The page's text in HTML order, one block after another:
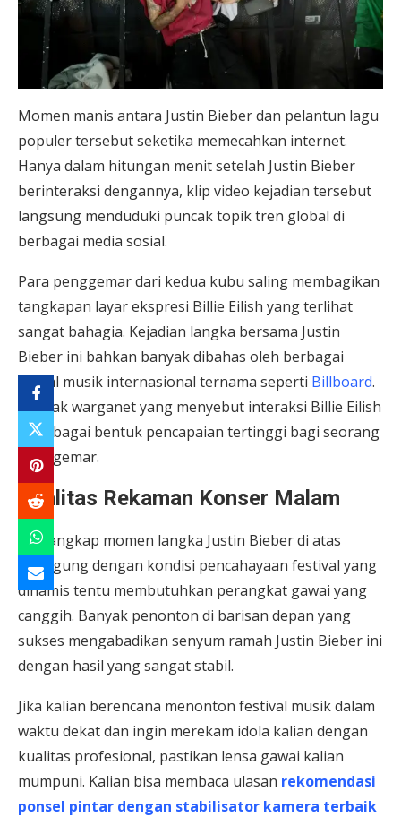
Momen manis antara Justin Bieber dan pelantun lagu
populer tersebut seketika memecahkan internet.
Hanya dalam hitungan menit setelah Justin Bieber
berinteraksi dengannya, klip video kejadian tersebut
langsung menduduki puncak topik tren global di
berbagai media sosial.
Para penggemar dari kedua kubu saling membagikan
tangkapan layar ekspresi Billie Eilish yang terlihat
sangat bahagia. Kejadian langka bersama Justin
Bieber ini bahkan banyak dibahas oleh berbagai
portal musik internasional ternama seperti Billboard.
Banyak warganet yang menyebut interaksi Billie Eilish
ini sebagai bentuk pencapaian tertinggi bagi seorang
penggemar.
Kualitas Rekaman Konser Malam
Menangkap momen langka Justin Bieber di atas
panggung dengan kondisi pencahayaan festival yang
dinamis tentu membutuhkan perangkat gawai yang
canggih. Banyak penonton di barisan depan yang
sukses mengabadikan senyum ramah Justin Bieber ini
dengan hasil yang sangat stabil.
Jika kalian berencana menonton festival musik dalam
waktu dekat dan ingin merekam idola kalian dengan
kualitas profesional, pastikan lensa gawai kalian
mumpuni. Kalian bisa membaca ulasan rekomendasi
ponsel pintar dengan stabilisator kamera terbaik